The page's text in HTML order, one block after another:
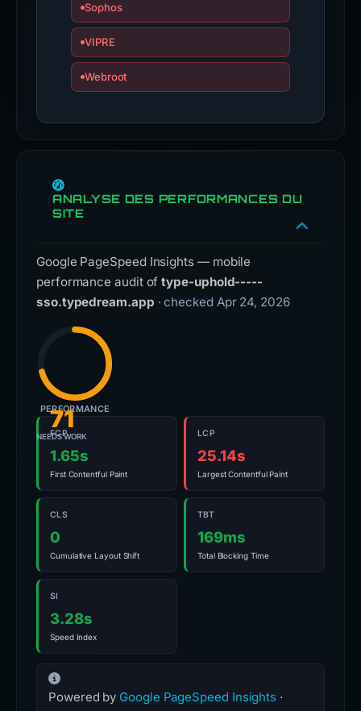
Sophos
VIPRE
Webroot
ANALYSE DES PERFORMANCES DU
SITE
Google PageSpeed Insights — mobile
performance audit oftype-uphold-----
sso.typedream.app · checked Apr 24, 2026
71
NEEDS WORK
PERFORMANCE
FCP
1.65s
First Contentful Paint
LCP
25.14s
Largest Contentful Paint
CLS
0
Cumulative Layout Shift
TBT
169ms
Total Blocking Time
SI
3.28s
Speed Index
Powered by Google PageSpeed Insights ·